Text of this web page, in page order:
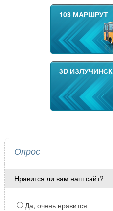
103 МАРШРУТ
3D ИЗЛУЧИНСК
Опрос
Нравится ли вам наш сайт?
Да, очень нравится